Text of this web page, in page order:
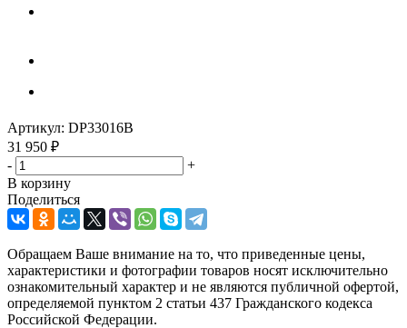
Артикул: DP33016B
31 950 ₽
-
+
В корзину
Поделиться
Обращаем Ваше внимание на то, что приведенные цены,
характеристики и фотографии товаров носят исключительно
ознакомительный характер и не являются публичной офертой,
определяемой пунктом 2 статьи 437 Гражданского кодекса
Российской Федерации.